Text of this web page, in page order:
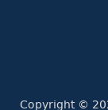
Copyright ©